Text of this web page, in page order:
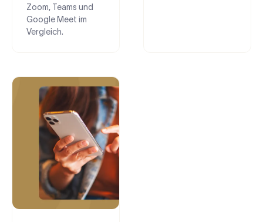
Zoom, Teams und
Google Meet im
Vergleich.